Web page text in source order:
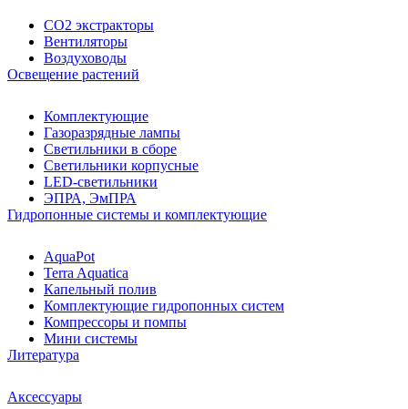
CO2 экстракторы
Вентиляторы
Воздуховоды
Освещение растений
Комплектующие
Газоразрядные лампы
Светильники в сборе
Светильники корпусные
LED-светильники
ЭПРА, ЭмПРА
Гидропонные системы и комплектующие
AquaPot
Terra Aquatica
Капельный полив
Комплектующие гидропонных систем
Компрессоры и помпы
Мини системы
Литература
Аксессуары